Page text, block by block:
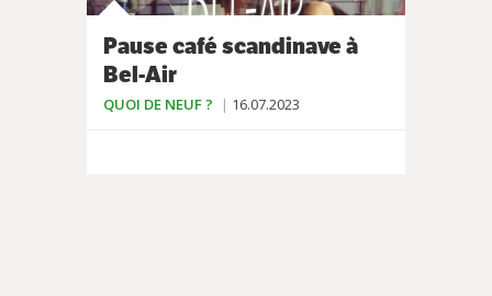
Pause café scandinave à
Bel-Air
QUOI DE NEUF ? 16.07.2023